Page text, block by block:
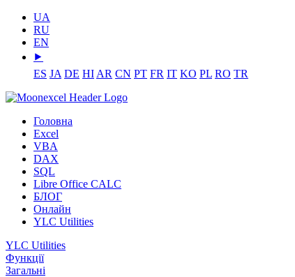
UA
RU
EN
⯈
ES JA DE HI AR CN PT FR IT KO PL RO TR
Головна
Excel
VBA
DAX
SQL
Libre Office CALC
БЛОГ
Онлайн
YLC Utilities
YLC Utilities
Функції
Загальні